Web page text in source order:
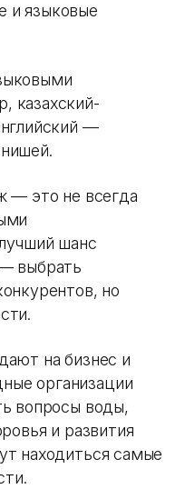
и языковые
казахский-
—
— это не всегда
шанс
выбрать
но
на бизнес и
организации
вопросы воды,
и развития
находиться самые